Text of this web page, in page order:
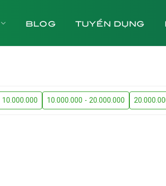
BLOG TUYỂN DỤNG
10.000.000 - 20.000.000